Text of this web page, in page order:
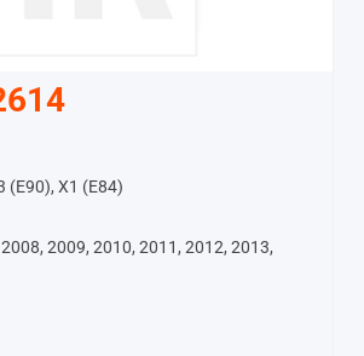
(E90), X1 (E84)
2009, 2010, 2011, 2012, 2013,